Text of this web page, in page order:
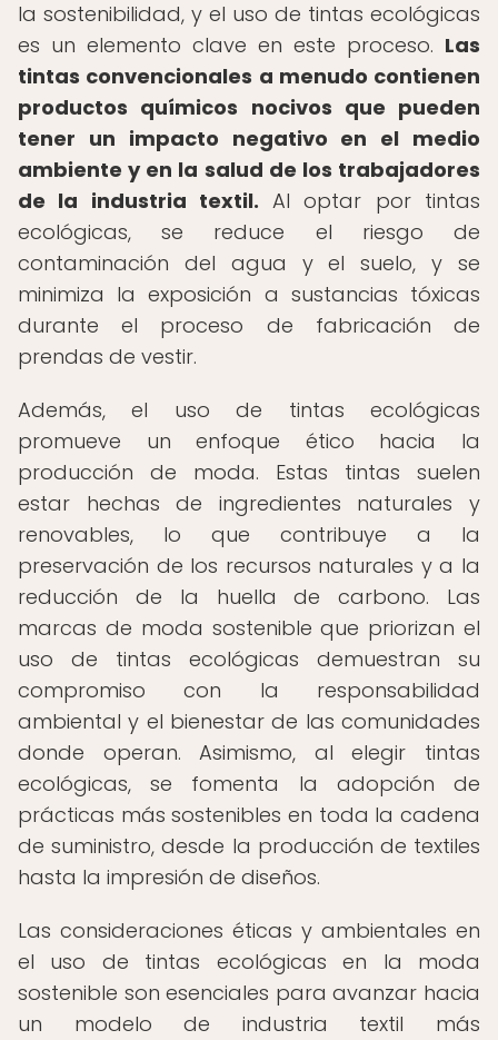
la sostenibilidad, y el uso de tintas ecológicas
es un elemento clave en este proceso. Las
tintas convencionales a menudo contienen
productos químicos nocivos que pueden
tener un impacto negativo en el medio
ambiente y en la salud de los trabajadores
de la industria textil. Al optar por tintas
ecológicas, se reduce el riesgo de
contaminación del agua y el suelo, y se
minimiza la exposición a sustancias tóxicas
durante el proceso de fabricación de
prendas de vestir.
Además, el uso de tintas ecológicas
promueve un enfoque ético hacia la
producción de moda. Estas tintas suelen
estar hechas de ingredientes naturales y
renovables, lo que contribuye a la
preservación de los recursos naturales y a la
reducción de la huella de carbono. Las
marcas de moda sostenible que priorizan el
uso de tintas ecológicas demuestran su
compromiso con la responsabilidad
ambiental y el bienestar de las comunidades
donde operan. Asimismo, al elegir tintas
ecológicas, se fomenta la adopción de
prácticas más sostenibles en toda la cadena
de suministro, desde la producción de textiles
hasta la impresión de diseños.
Las consideraciones éticas y ambientales en
el uso de tintas ecológicas en la moda
sostenible son esenciales para avanzar hacia
un modelo de industria textil más